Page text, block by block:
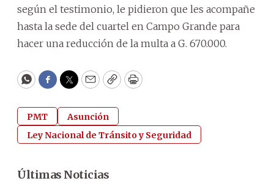
según el testimonio, le pidieron que les acompañe
hasta la sede del cuartel en Campo Grande para
hacer una reducción de la multa a G. 670.000.
WhatsApp
Facebook
Twitter
EmailCopyPrint
PMT
Asunción
Ley Nacional de Tránsito y Seguridad
Últimas Noticias